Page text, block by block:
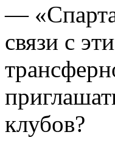
—
связи с
клубов?